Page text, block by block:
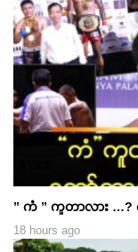
” ကံ ” ကူတာလား
18 hours ago